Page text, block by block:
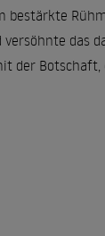
bestärkte
das
der